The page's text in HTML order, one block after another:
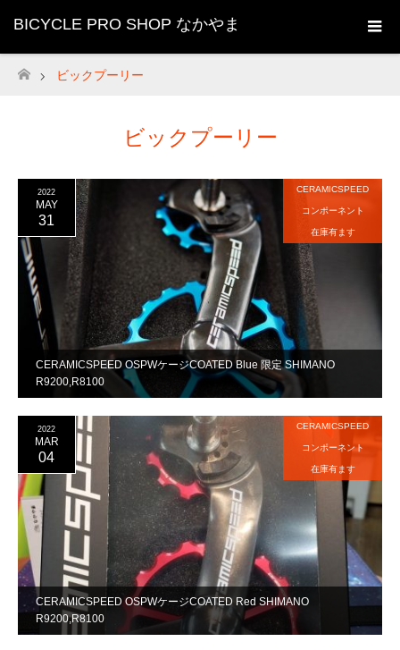
BICYCLE PRO SHOP なかやま
ホーム
ビックプーリー
ビックプーリー
CERAMICSPEED OSPWケージCOATED Blue 限定 SHIMANO
R9200,R8100
2022
MAY
31
CERAMICSPEED
コンポーネント
在庫有ます
CERAMICSPEED OSPWケージCOATED Red SHIMANO
R9200,R8100
2022
MAR
04
CERAMICSPEED
コンポーネント
在庫有ます